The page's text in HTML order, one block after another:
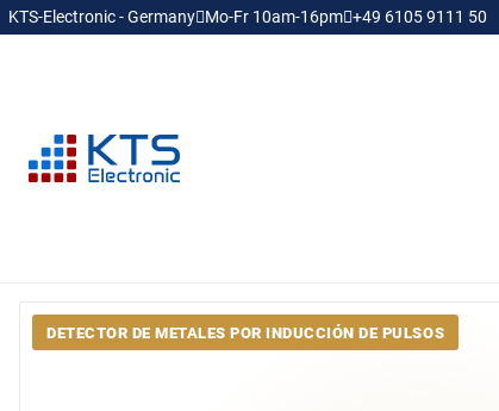
KTS-Electronic - Germany Mo-Fr 10am-16pm +49 6105 9111 50
DETECTOR DE METALES POR INDUCCIÓN DE PULSOS